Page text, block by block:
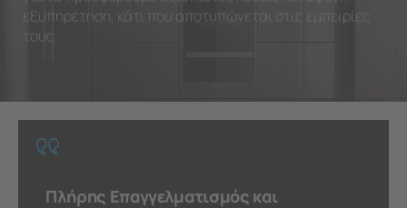
εξυπηρέτηση, κάτι που αποτυπώνεται στις εμπειρίες
τους.
Πλήρης Επαγγελματισμός και